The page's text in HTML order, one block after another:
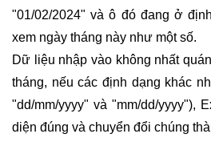
"01/02/2024" và ô đó đang ở
xem ngày tháng này như một số.
Dữ liệu nhập vào không nhất
tháng, nếu các định dạng khác
"dd/mm/yyyy" và "mm/dd/yyyy"),
diện đúng và chuyển đổi chúng